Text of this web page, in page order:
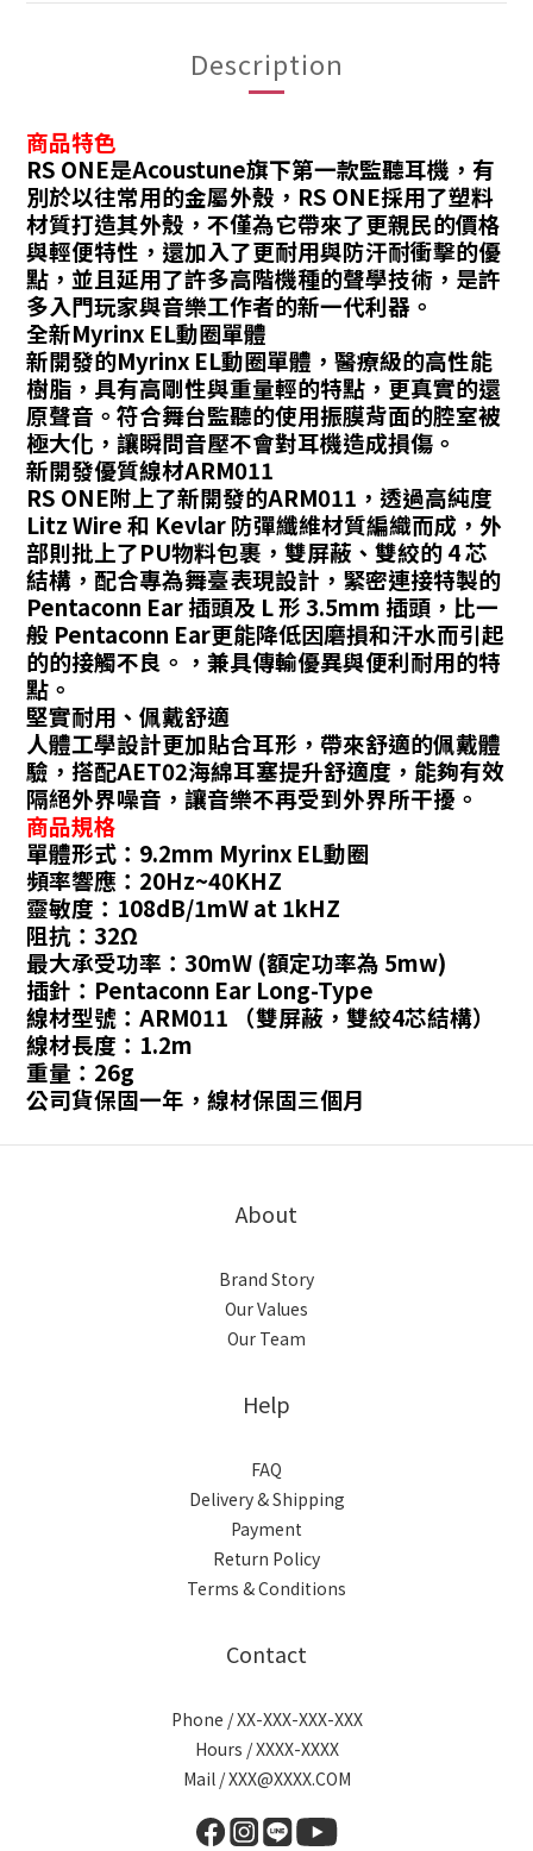
Description
商品特色
RS ONE是Acoustune旗下第一款監聽耳機，有
別於以往常用的金屬外殼，RS ONE採用了塑料
材質打造其外殼，不僅為它帶來了更親民的價格
與輕便特性，還加入了更耐用與防汗耐衝擊的優
點，並且延用了許多高階機種的聲學技術，是許
多入門玩家與音樂工作者的新一代利器。
全新Myrinx EL動圈單體
新開發的Myrinx EL動圈單體，醫療級的高性能
樹脂，具有高剛性與重量輕的特點，更真實的還
原聲音。符合舞台監聽的使用振膜背面的腔室被
極大化，讓瞬問音壓不會對耳機造成損傷。
新開發優質線材ARM011
RS ONE附上了新開發的ARM011，透過高純度
Litz Wire 和 Kevlar 防彈纖維材質編織而成，外
部則批上了PU物料包裹，雙屏蔽、雙絞的 4 芯
結構，配合專為舞臺表現設計，緊密連接特製的
Pentaconn Ear 插頭及 L 形 3.5mm 插頭，比一
般 Pentaconn Ear更能降低因磨損和汗水而引起
的的接觸不良。，兼具傳輸優異與便利耐用的特
點。
堅實耐用、佩戴舒適
人體工學設計更加貼合耳形，帶來舒適的佩戴體
驗，搭配AET02海綿耳塞提升舒適度，能夠有效
隔絕外界噪音，讓音樂不再受到外界所干擾。
商品規格
單體形式：9.2mm Myrinx EL動圈
頻率響應：20Hz~40KHZ
靈敏度：108dB/1mW at 1kHZ
阻抗：32Ω
最大承受功率：30mW (額定功率為 5mw)
插針：Pentaconn Ear Long-Type
線材型號：ARM011 （雙屏蔽，雙絞4芯結構）
線材長度：1.2m
重量：26g
公司貨保固一年，線材保固三個月
About
Brand Story
Our Values
Our Team
Help
FAQ
Delivery & Shipping
Payment
Return Policy
Terms & Conditions
Contact
Phone / XX-XXX-XXX-XXX
Hours / XXXX-XXXX
Mail / XXX@XXXX.COM